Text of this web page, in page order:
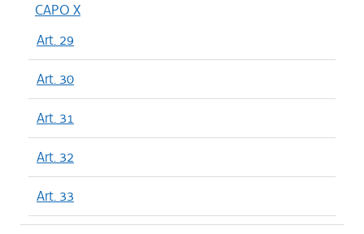
CAPO X
Art. 29
Art. 30
Art. 31
Art. 32
Art. 33